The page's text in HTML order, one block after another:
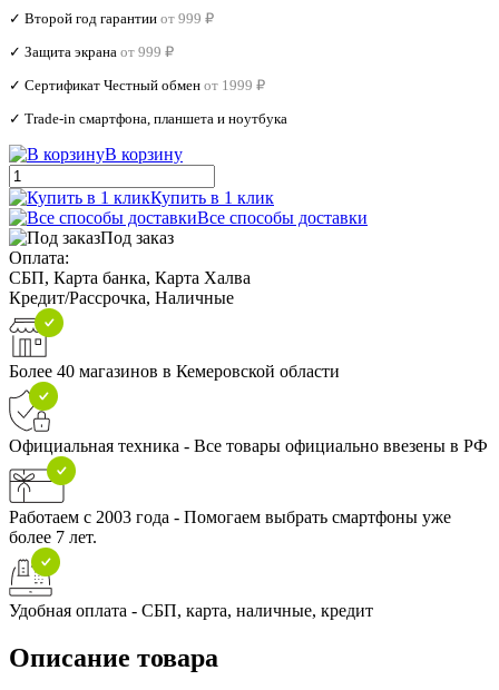
✓ Второй год гарантии от 999 ₽
✓ Защита экрана от 999 ₽
✓ Сертификат Честный обмен от 1999 ₽
✓ Trade‑in смартфона, планшета и ноутбука
В корзину
Купить в 1 клик
Все способы доставки
Под заказ
Оплата:
СБП, Карта банка, Карта Халва
Кредит/Рассрочка, Наличные
Более 40 магазинов в Кемеровской области
Официальная техника - Все товары официально ввезены в РФ
Работаем с 2003 года - Помогаем выбрать смартфоны уже
более 7 лет.
Удобная оплата - СБП, карта, наличные, кредит
Описание товара